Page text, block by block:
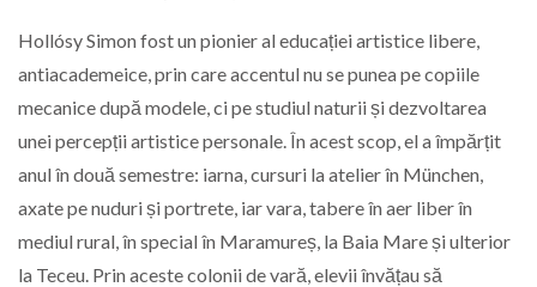
Hollósy Simon fost un pionier al educației artistice libere,
antiacademeice, prin care accentul nu se punea pe copiile
mecanice după modele, ci pe studiul naturii și dezvoltarea
unei percepții artistice personale. În acest scop, el a împărțit
anul în două semestre: iarna, cursuri la atelier în München,
axate pe nuduri și portrete, iar vara, tabere în aer liber în
mediul rural, în special în Maramureș, la Baia Mare și ulterior
la Teceu. Prin aceste colonii de vară, elevii învățau să